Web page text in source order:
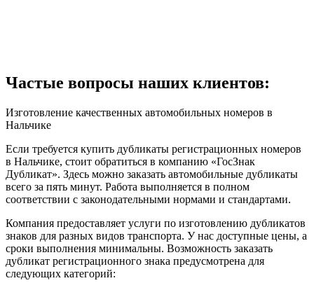
Частые вопросы наших клиентов:
Изготовление качественных автомобильных номеров в
Нальчике
Если требуется купить дубликаты регистрационных номеров
в Нальчике, стоит обратиться в компанию «ГосЗнак
Дубликат». Здесь можно заказать автомобильные дубликаты
всего за пять минут. Работа выполняется в полном
соответствии с законодательными нормами и стандартами.
Компания предоставляет услуги по изготовлению дубликатов
знаков для разных видов транспорта. У нас доступные цены, а
сроки выполнения минимальны. Возможность заказать
дубликат регистрационного знака предусмотрена для
следующих категорий: